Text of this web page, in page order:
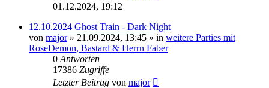
01.12.2024, 19:12
12.10.2024 Ghost Train - Dark Night
von major» 21.09.2024, 13:45 » in weitere Parties mit
RoseDemon, Bastard & Herrn Faber
0Antworten
17386 Zugriffe
Letzter Beitrag von major